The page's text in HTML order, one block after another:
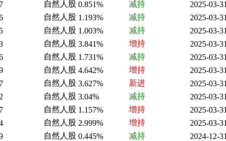
自然人股 0.851% 减持
2025-03-31
自然人股 1.193% 减持
2025-03-31
自然人股 1.003% 减持
2025-03-31
自然人股 3.841% 增持
2025-03-31
自然人股 1.731% 减持
2025-03-31
自然人股 4.642% 增持
2025-03-31
自然人股 3.627% 新进
2025-03-31
自然人股 3.04% 减持
2025-03-31
自然人股 1.157% 增持
2025-03-31
自然人股 2.999% 增持
2025-03-31
自然人股 0.445% 减持
2024-12-31